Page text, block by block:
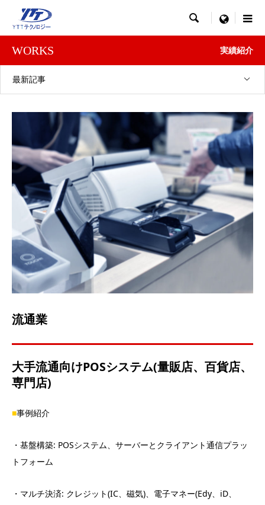
 menu
WORKS 実績紹介
最新記事
流通業
大手流通向けPOSシステム(量販店、百貨店、
専門店)
■事例紹介
・ 基盤構築: POSシステム、サーバーとクライアント通信プラッ
トフォーム
・マルチ決済: クレジット(IC、磁気)、電子マネー(Edy、 iD、